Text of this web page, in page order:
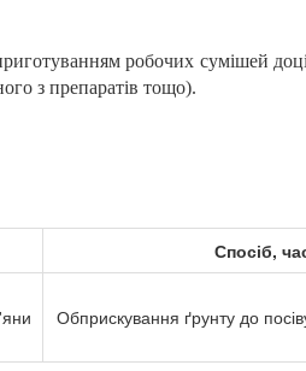
робочих сумішей
з препаратів тощо).
Спосіб,
Обприскування ґрунту до